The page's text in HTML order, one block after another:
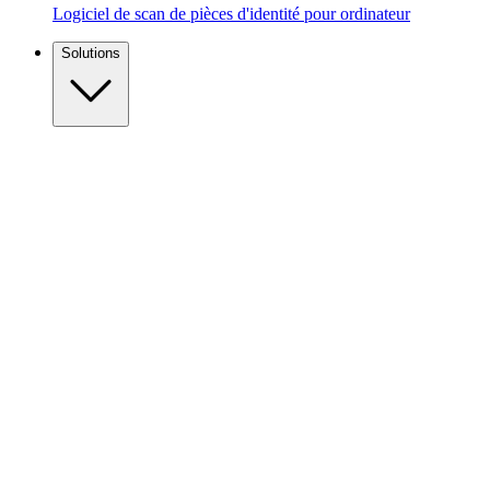
Logiciel de scan de pièces d'identité pour ordinateur
Solutions